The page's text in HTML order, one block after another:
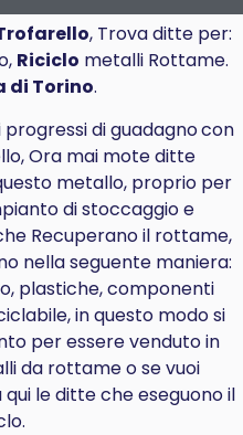
, Trova ditte per:
Riciclo metalli Rottame.
di Torino.
diguadagnocon
Ora mai mote ditte
metallo, proprio per
di stoccaggio e
Recuperano il rottame,
nella seguente maniera:
plastiche, componenti
in questo modo si
per essere venduto in
da rottame o se vuoi
le ditte che eseguono il